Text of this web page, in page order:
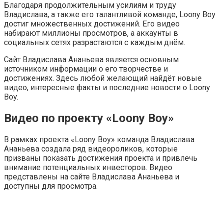
Благодаря продолжительным усилиям и труду
Владислава, а также его талантливой команде, Loony Boy
достиг множественных достижений. Его видео
набирают миллионы просмотров, а аккаунты в
социальных сетях разрастаются с каждым днём.
Сайт Владислава Ананьева является основным
источником информации о его творчестве и
достижениях. Здесь любой желающий найдёт новые
видео, интересные факты и последние новости о Loony
Boy.
Видео по проекту «Loony Boy»
В рамках проекта «Loony Boy» команда Владислава
Ананьева создала ряд видеороликов, которые
призваны показать достижения проекта и привлечь
внимание потенциальных инвесторов. Видео
представлены на сайте Владислава Ананьева и
доступны для просмотра.